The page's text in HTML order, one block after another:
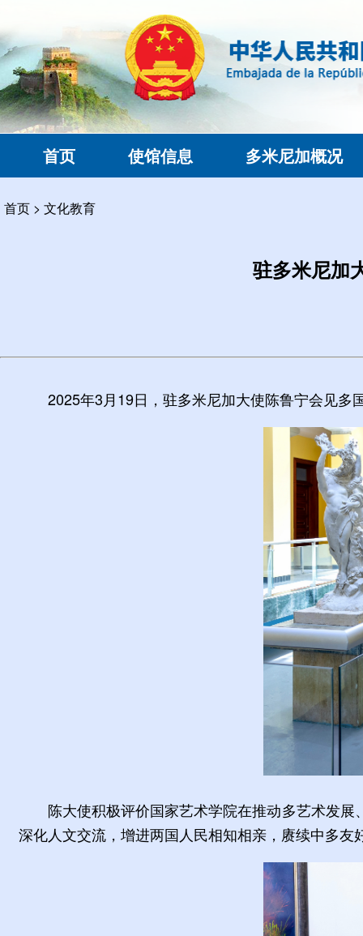
首页 使馆信息 多米尼加概况
首页 > 文化教育
驻多米尼加
2025年3月19日，驻多米尼加大使陈鲁宁会见
陈大使积极评价国家艺术学院在推动多艺术发
深化人文交流，增进两国人民相知相亲，赓续中多友